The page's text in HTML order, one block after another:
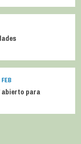
abierto para